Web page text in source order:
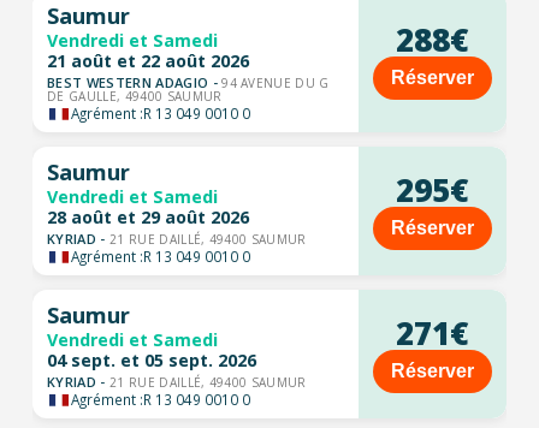
Saumur
Vendredi et Samedi
21 août et 22 août 2026
BEST WESTERN ADAGIO -94 AVENUE DU G
DE GAULLE, 49400 SAUMUR
Agrément :R 13 049 0010 0
288€
Réserver
Saumur
Vendredi et Samedi
28 août et 29 août 2026
KYRIAD - 21 RUE DAILLÉ, 49400 SAUMUR
Agrément :R 13 049 0010 0
295€
Réserver
Saumur
Vendredi et Samedi
04 sept. et 05 sept. 2026
KYRIAD - 21 RUE DAILLÉ, 49400 SAUMUR
Agrément :R 13 049 0010 0
271€
Réserver